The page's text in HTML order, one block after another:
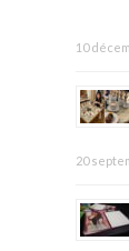
10
20